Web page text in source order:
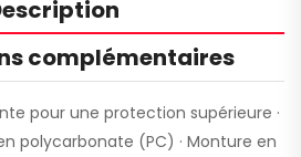
complémentaires
pour une protection supérieure ·
polycarbonate (PC) · Monture en